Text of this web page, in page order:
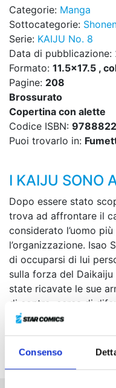
Consenso
Categorie: Manga
Sottocategorie:
Serie: KAIJU No. 8
Data di pubblicazione:
Formato: 11.5x17.5 ,
Pagine: 208
Brossurato
Copertina con alette
Codice ISBN:
Puoi trovarlo in:
I KAIJU SONO
Dopo essere stato
trova ad affrontare il
considerato l’uomo
l’organizzazione. Isao
di occuparsi di lui
sulla forza del
state ricavate le sue
di contro, cerca di
ostinatamente di
al muro dai violenti
completamente il